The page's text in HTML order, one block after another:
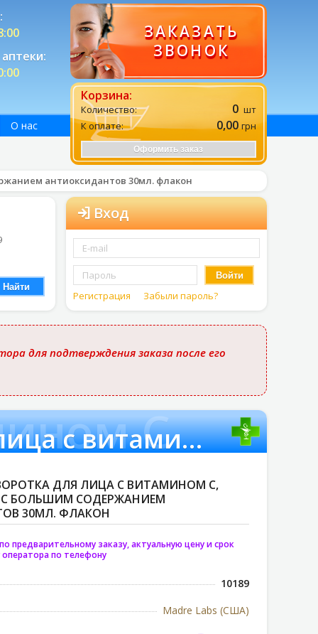
ЗАКАЗАТЬ
ЗВОНОК
Корзина:
Количество: 0 шт
К оплате:
0,00 грн
Оформить заказ
О нас
антиоксидантов 30мл. флакон
Найти
Вход
Войти
Регистрация Забыли пароль?
для подтверждения заказа после его
C Madre Labs, сыворотка для лица с витамином C
ДЛЯ ЛИЦА С ВИТАМИНОМ C,
БОЛЬШИМ СОДЕРЖАНИЕМ
30МЛ. ФЛАКОН
предварительному заказу, актуальную цену и срок
по телефону
10189
Madre Labs (США)